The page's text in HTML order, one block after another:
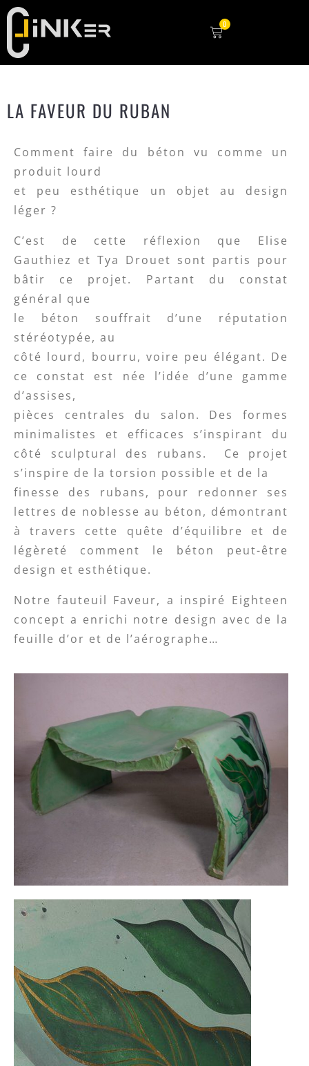
0
LA FAVEUR DU RUBAN
Comment faire du béton vu comme un
produit lourd
et peu esthétique un objet au design
léger ?
C’est de cette réflexion que Elise
Gauthiez et Tya Drouet sont partis pour
bâtir ce projet. Partant du constat
général que
le béton souffrait d’une réputation
stéréotypée, au
côté lourd, bourru, voire peu élégant. De
ce constat est née l’idée d’une gamme
d’assises,
pièces centrales du salon. Des formes
minimalistes et efficaces s’inspirant du
côté sculptural des rubans. Ce projet
s’inspire de la torsion possible et de la
finesse des rubans, pour redonner ses
lettres de noblesse au béton, démontrant
à travers cette quête d’équilibre et de
légèreté comment le béton peut-être
design et esthétique.
Notre fauteuil Faveur, a inspiré Eighteen
concept a enrichi notre design avec de la
feuille d’or et de l’aérographe…